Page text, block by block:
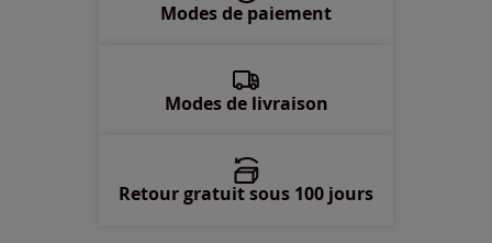
Modes de paiement
Modes de livraison
Retour gratuit sous 100 jours